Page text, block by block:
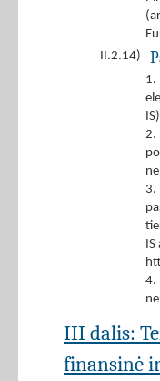
II.2.14)
1.
2.
3.
IS
4.
III dalis:
finansinė